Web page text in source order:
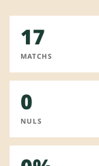
17
MATCHS
0
NULS